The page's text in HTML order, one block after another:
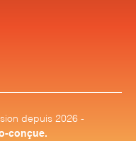
depuis 2026 -
conçue.